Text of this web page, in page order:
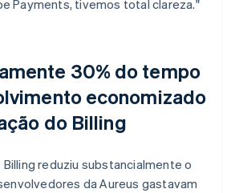
Payments, tivemos total clareza."
30% do tempo
economizado
do Billing
Billing reduziu substancialmente o
da Aureus gastavam